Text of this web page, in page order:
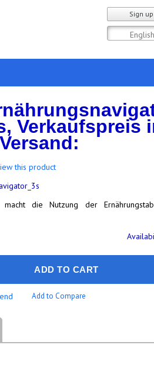
Sign up
Verkaufspreis
this product
die Nutzung der
ADD TO CART
Add to Compare